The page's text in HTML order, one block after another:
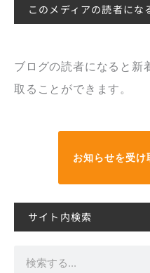
このメディアの読者にな
ブログの読者になると新
取ることができます。
お知らせを受け
サイト内検索